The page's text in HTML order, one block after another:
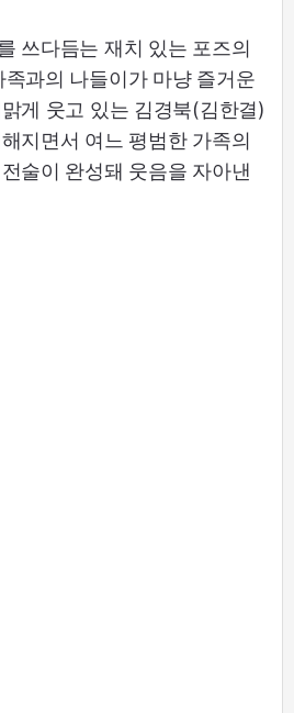
쓰다듬는 재치 있는 포즈의
과의 나들이가 마냥 즐거운
게 웃고 있는 김경북(김한결)
지면서 여느 평범한 가족의
술이 완성돼 웃음을 자아낸